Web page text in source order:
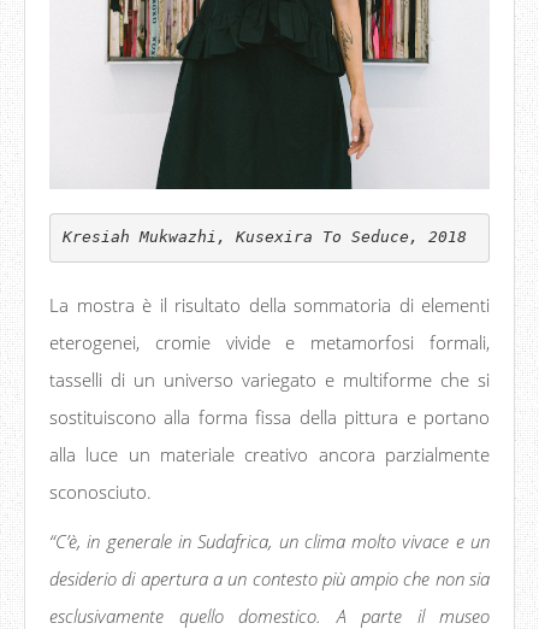
Kresiah Mukwazhi, Kusexira To Seduce, 2018
La mostra è il risultato della sommatoria di elementi
eterogenei, cromie vivide e metamorfosi formali,
tasselli di un universo variegato e multiforme che si
sostituiscono alla forma fissa della pittura e portano
alla luce un materiale creativo ancora parzialmente
sconosciuto.
“C’è, in generale in Sudafrica, un clima molto vivace e un
desiderio di apertura a un contesto più ampio che non sia
esclusivamente quello domestico. A parte il museo